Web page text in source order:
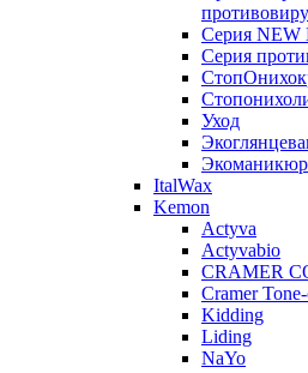
Серия NEW
Серия
Уход
Экоманикюр
ItalWax
Kemon
Actyva
Actyvabio
CRAMER
Cramer
Kidding
Liding
NaYo